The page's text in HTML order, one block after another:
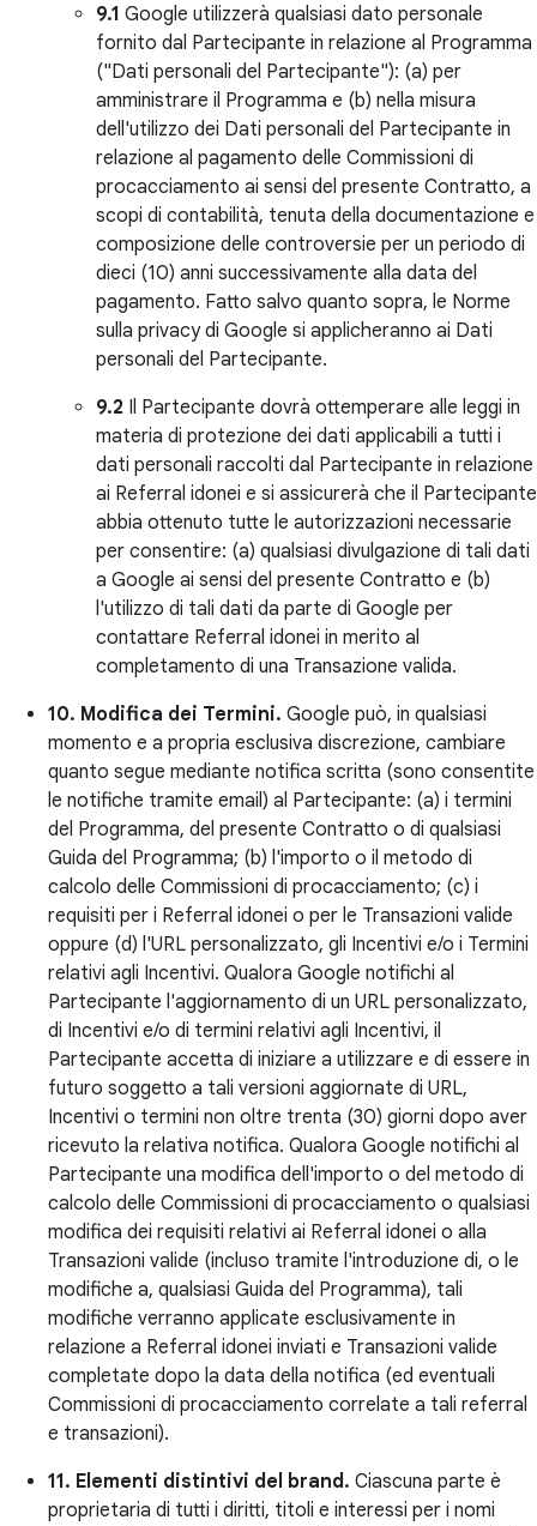
9.1 Google utilizzerà qualsiasi dato personale
fornito dal Partecipante in relazione al Programma
("Dati personali del Partecipante"): (a) per
amministrare il Programma e (b) nella misura
dell'utilizzo dei Dati personali del Partecipante in
relazione al pagamento delle Commissioni di
procacciamento ai sensi del presente Contratto, a
scopi di contabilità, tenuta della documentazione e
composizione delle controversie per un periodo di
dieci (10) anni successivamente alla data del
pagamento. Fatto salvo quanto sopra, le Norme
sulla privacy di Google si applicheranno ai Dati
personali del Partecipante.
9.2 Il Partecipante dovrà ottemperare alle leggi in
materia di protezione dei dati applicabili a tutti i
dati personali raccolti dal Partecipante in relazione
ai Referral idonei e si assicurerà che il Partecipante
abbia ottenuto tutte le autorizzazioni necessarie
per consentire: (a) qualsiasi divulgazione di tali dati
a Google ai sensi del presente Contratto e (b)
l'utilizzo di tali dati da parte di Google per
contattare Referral idonei in merito al
completamento di una Transazione valida.
10. Modifica dei Termini. Google può, in qualsiasi
momento e a propria esclusiva discrezione, cambiare
quanto segue mediante notifica scritta (sono consentite
le notifiche tramite email) al Partecipante: (a) i termini
del Programma, del presente Contratto o di qualsiasi
Guida del Programma; (b) l'importo o il metodo di
calcolo delle Commissioni di procacciamento; (c) i
requisiti per i Referral idonei o per le Transazioni valide
oppure (d) l'URL personalizzato, gli Incentivi e/o i Termini
relativi agli Incentivi. Qualora Google notifichi al
Partecipante l'aggiornamento di un URL personalizzato,
di Incentivi e/o di termini relativi agli Incentivi, il
Partecipante accetta di iniziare a utilizzare e di essere in
futuro soggetto a tali versioni aggiornate di URL,
Incentivi o termini non oltre trenta (30) giorni dopo aver
ricevuto la relativa notifica. Qualora Google notifichi al
Partecipante una modifica dell'importo o del metodo di
calcolo delle Commissioni di procacciamento o qualsiasi
modifica dei requisiti relativi ai Referral idonei o alla
Transazioni valide (incluso tramite l'introduzione di, o le
modifiche a, qualsiasi Guida del Programma), tali
modifiche verranno applicate esclusivamente in
relazione a Referral idonei inviati e Transazioni valide
completate dopo la data della notifica (ed eventuali
Commissioni di procacciamento correlate a tali referral
e transazioni).
11. Elementi distintivi del brand. Ciascuna parte è
proprietaria di tutti i diritti, titoli e interessi per i nomi